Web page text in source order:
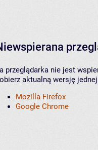
przeglądarka nie jest
aktualną wersję
Mozilla Firefox
Google Chrome